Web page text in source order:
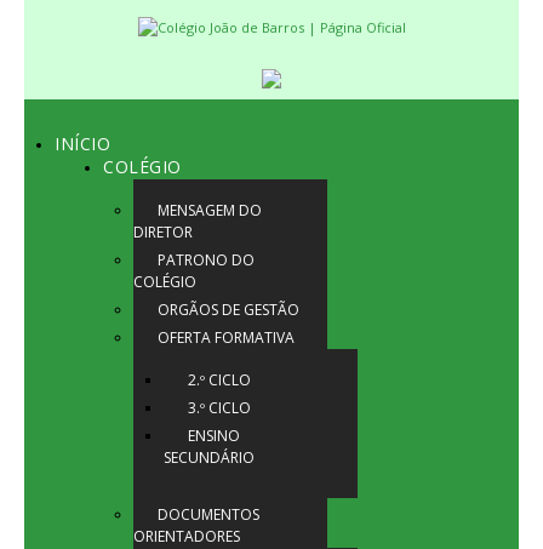
INÍCIO
COLÉGIO
MENSAGEM DO
DIRETOR
PATRONO DO
COLÉGIO
ORGÃOS DE GESTÃO
OFERTA FORMATIVA
2.º CICLO
3.º CICLO
ENSINO
SECUNDÁRIO
DOCUMENTOS
ORIENTADORES